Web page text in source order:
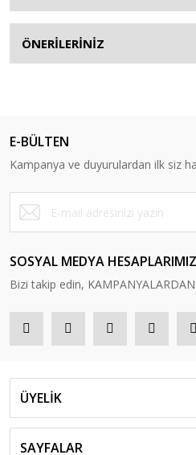
ÖNERİLERİNİZ
E-BÜLTEN
Kampanya ve duyurulardan ilk siz
SOSYAL MEDYA HESAPLARIMIZ
Bizi takip edin,
ÜYELİK
SAYFALAR